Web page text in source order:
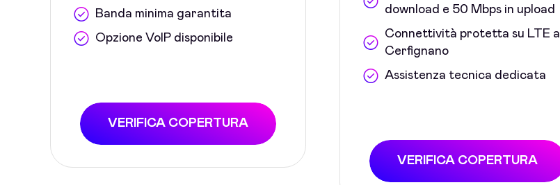
Banda minima garantita
Opzione VoIP disponibile
VERIFICA COPERTURA
download e 50 Mbps in upload
Connettività protetta su LTE a
Cerfignano
Assistenza tecnica dedicata
VERIFICA COPERTURA